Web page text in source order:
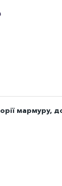
мармуру,